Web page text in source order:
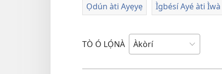
Ọdún àti Ayẹyẹ Ìgbésí Ayé àti Ìwà
TÒ Ó LỌ́NÀ